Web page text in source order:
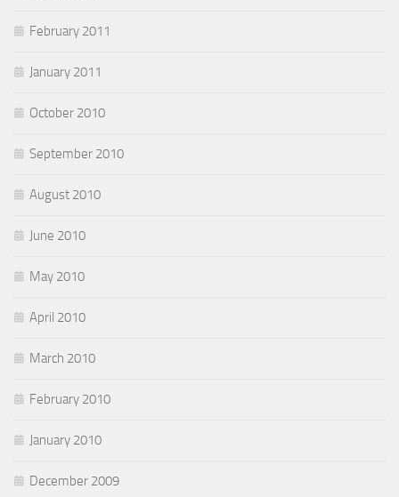
February 2011
January 2011
October 2010
September 2010
August 2010
June 2010
May 2010
April 2010
March 2010
February 2010
January 2010
December 2009